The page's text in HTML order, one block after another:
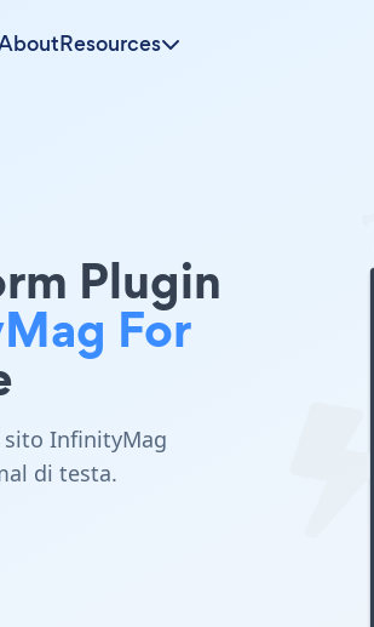
Resources
Plugin
For
InfinityMag
di testa.